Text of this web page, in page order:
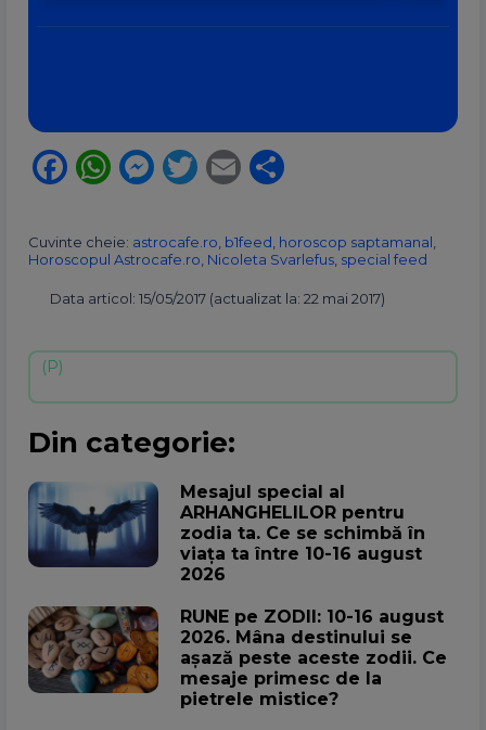
Facebook
WhatsApp
Messenger
Twitter
Email
Cuvinte cheie: astrocafe.ro b1feed horoscop saptamanal
Horoscopul Astrocafe.ro Nicoleta Svarlefus special feed
Data articol: 15/05/2017 (actualizat la: 22 mai 2017)
Din categorie:
Mesajul special al
ARHANGHELILOR pentru
zodia ta. Ce se schimbă în
viața ta între 10-16 august
2026
RUNE pe ZODII: 10-16 august
2026. Mâna destinului se
așază peste aceste zodii. Ce
mesaje primesc de la
pietrele mistice?